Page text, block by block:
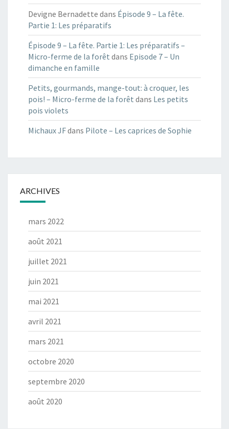
Devigne Bernadette dans Épisode 9 – La fête.
Partie 1: Les préparatifs
Épisode 9 – La fête. Partie 1: Les préparatifs –
Micro-ferme de la forêt dans Episode 7 – Un
dimanche en famille
Petits, gourmands, mange-tout: à croquer, les
pois! – Micro-ferme de la forêt dans Les petits
pois violets
Michaux JFdans Pilote – Les caprices de Sophie
ARCHIVES
mars 2022
août 2021
juillet 2021
juin 2021
mai 2021
avril 2021
mars 2021
octobre 2020
septembre 2020
août 2020